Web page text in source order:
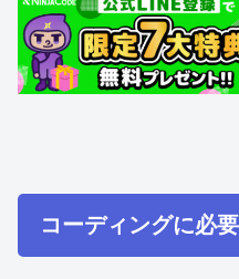
コーディングに必